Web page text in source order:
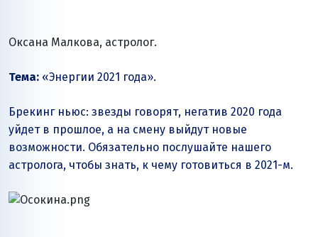
Оксана Малкова, астролог.
Тема: «Энергии 2021 года».
Брекинг ньюс: звезды говорят, негатив 2020 года
уйдет в прошлое, а на смену выйдут новые
возможности. Обязательно послушайте нашего
астролога, чтобы знать, к чему готовиться в 2021-м.